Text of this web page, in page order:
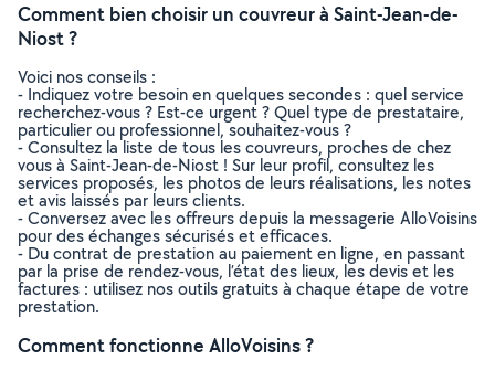
Comment bien choisir un couvreur à Saint-Jean-de-
Niost ?
Voici nos conseils :
- Indiquez votre besoin en quelques secondes : quel service
recherchez-vous ? Est-ce urgent ? Quel type de prestataire,
particulier ou professionnel, souhaitez-vous ?
- Consultez la liste de tous les couvreurs, proches de chez
vous à Saint-Jean-de-Niost ! Sur leur profil, consultez les
services proposés, les photos de leurs réalisations, les notes
et avis laissés par leurs clients.
- Conversez avec les offreurs depuis la messagerie AlloVoisins
pour des échanges sécurisés et efficaces.
- Du contrat de prestation au paiement en ligne, en passant
par la prise de rendez-vous, l’état des lieux, les devis et les
factures : utilisez nos outils gratuits à chaque étape de votre
prestation.
Comment fonctionne AlloVoisins ?